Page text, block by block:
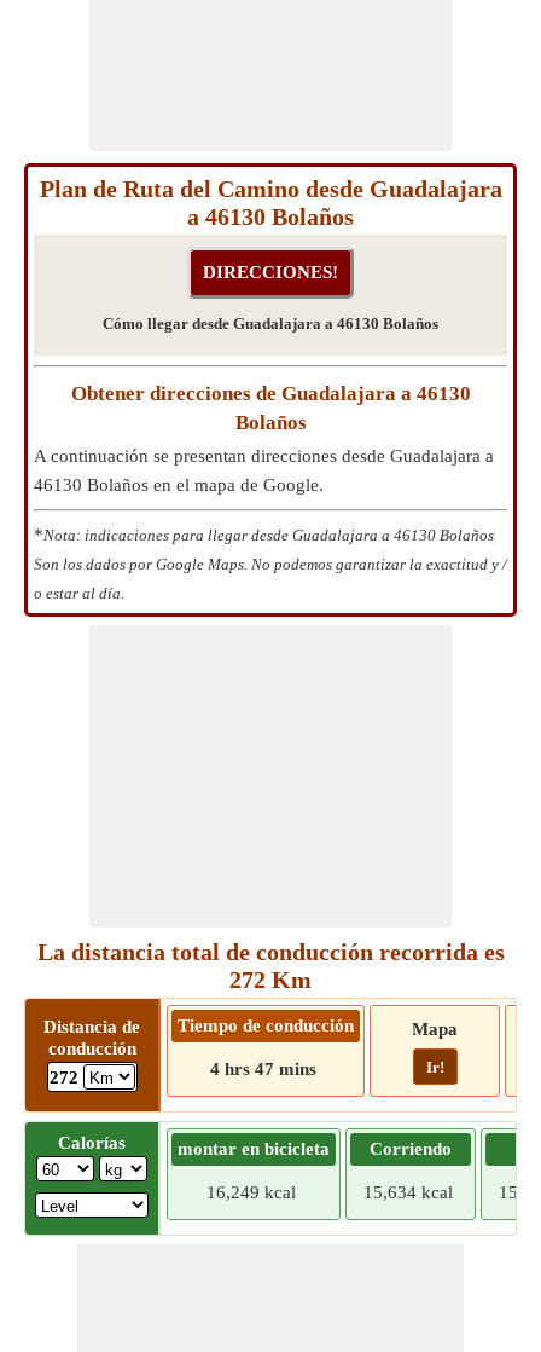
Plan de Ruta del Camino desde Guadalajara
a 46130 Bolaños
Cómo llegar desde Guadalajara a 46130 Bolaños
Obtener direcciones de Guadalajara a 46130
Bolaños
A continuación se presentan direcciones desde Guadalajara a
46130 Bolaños en el mapa de Google.
*Nota: indicaciones para llegar desde Guadalajara a 46130 Bolaños
Son los dados por Google Maps. No podemos garantizar la exactitud y /
o estar al día.
La distancia total de conducción recorrida es
272 Km
Distancia de
conducción
272
Tiempo de conducción
4 hrs 47 mins
Mapa
Ir!
Calorías montar en bicicleta
16,249 kcal
Corriendo
15,634 kcal